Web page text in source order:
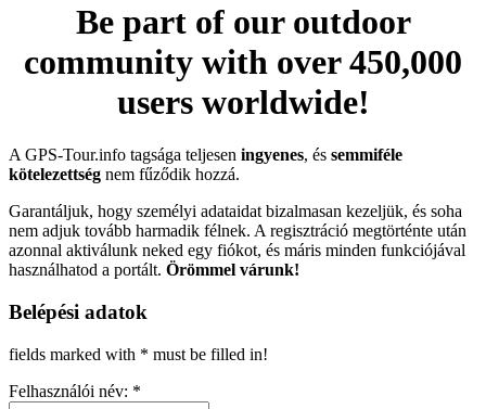
Be part of our outdoor
community with over 450,000
users worldwide!
A GPS-Tour.info tagsága teljesen ingyenes, és semmiféle
kötelezettség nem fűződik hozzá.
Garantáljuk, hogy személyi adataidat bizalmasan kezeljük, és soha
nem adjuk tovább harmadik félnek. A regisztráció megtörténte után
azonnal aktiválunk neked egy fiókot, és máris minden funkciójával
használhatod a portált. Örömmel várunk!
Belépési adatok
fields marked with * must be filled in!
Felhasználói név: *